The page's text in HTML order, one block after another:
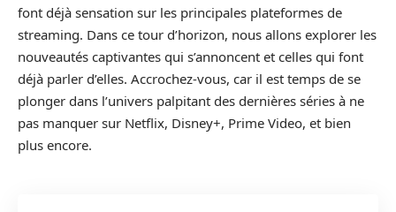
font déjà sensation sur les principales plateformes de
streaming. Dans ce tour d’horizon, nous allons explorer les
nouveautés captivantes qui s’annoncent et celles qui font
déjà parler d’elles. Accrochez-vous, car il est temps de se
plonger dans l’univers palpitant des dernières séries à ne
pas manquer sur Netflix, Disney+, Prime Video, et bien
plus encore.